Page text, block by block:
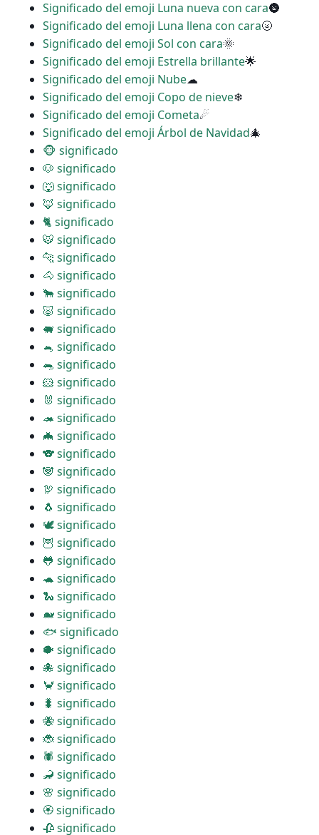
Significado del emoji Luna nueva con cara🌚
Significado del emoji Luna llena con cara🌝
Significado del emoji Sol con cara🌞
Significado del emoji Estrella brillante🌟
Significado del emoji Nube☁
Significado del emoji Copo de nieve❄
Significado del emoji Cometa☄
Significado del emoji Árbol de Navidad🎄
🐵 significado
🐶 significado
🐺 significado
🦊 significado
🐈 significado
🐯 significado
🐆 significado
🐴 significado
🐂 significado
🐷 significado
🐖 significado
🐁 significado
🐀 significado
🐹 significado
🐰 significado
🦔 significado
🦇 significado
🐨 significado
🐼 significado
🦃 significado
🐧 significado
🕊 significado
🦉 significado
🐸 significado
🐢 significado
🐍 significado
🐋 significado
🐟 significado
🐡 significado
🐙 significado
🦀 significado
🐛 significado
🐝 significado
🐞 significado
🕷 significado
🦂 significado
🌸 significado
🏵 significado
🥀 significado